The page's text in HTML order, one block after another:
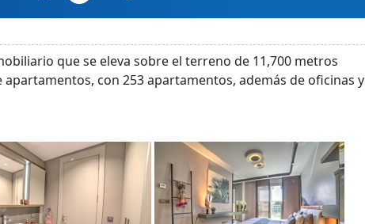
que se eleva sobre el terreno de 11,700 metros
con 253 apartamentos, además de oficinas y